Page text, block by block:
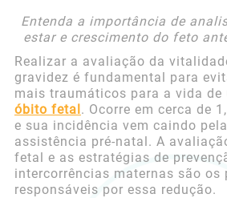
Entenda a importância de
estar e crescimento do feto
Realizar a avaliação da
gravidez é fundamental para
mais traumáticos para a vida de
óbito fetal. Ocorre em cerca de
e sua incidência vem caindo
assistência pré-natal. A
fetal e as estratégias de
intercorrências maternas são os
responsáveis por essa redução.